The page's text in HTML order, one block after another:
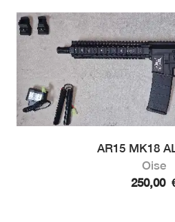
AR15 MK18
Oise
250,00